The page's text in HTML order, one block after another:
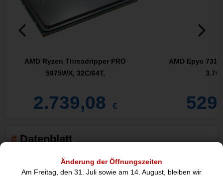
Änderung der Öffnungszeiten
Am Freitag, den 31. Juli sowie am 14. August, bleiben wir
AMD Ryzen Threadripper PRO
5975WX, 32C/64T,
2.739,08 €
AMD Epyc
Datenblatt
Prozessor